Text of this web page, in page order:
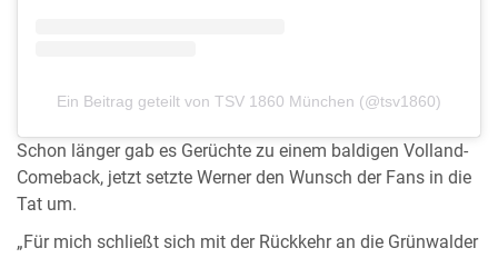
Ein Beitrag geteilt von TSV 1860 München (@tsv1860)
Schon länger gab es Gerüchte zu einem baldigen Volland-
Comeback, jetzt setzte Werner den Wunsch der Fans in die
Tat um.
„Für mich schließt sich mit der Rückkehr an die Grünwalder